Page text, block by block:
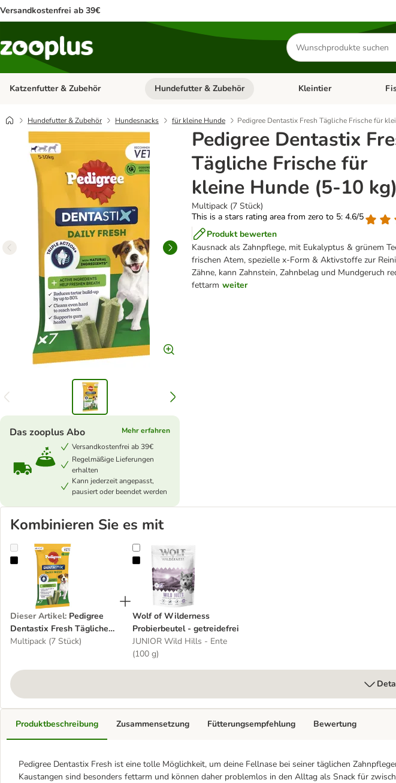
Versandkostenfrei ab 39€
Produkte
suchen
Katzenfutter & Zubehör Kategorie-Menü öffnen: Katzenfutter & Zubehör
Hundefutter & Zubehör Kategorie-Menü öffnen:
Kleintier
Hundefutter & Zubehör Hundesnacks für kleine Hunde Pedigree Dentastix Fresh Tägliche Frische für
Pedigree Dentastix
Tägliche Frische für
kleine Hunde (5-10 kg)
Multipack (7 Stück)
This is a stars rating area from zero to 5: 4.6/5
Produkt bewerten
Kausnack als Zahnpflege, mit Eukalyptus & grünem
frischen Atem, spezielle x-Form & Aktivstoffe zur
Zähne, kann Zahnstein, Zahnbelag und Mundgeruch
fettarm weiter
Das zooplus Abo
Mehr erfahren
Versandkostenfrei ab 39€
Regelmäßige Lieferungen
erhalten
Kann jederzeit angepasst,
pausiert oder beendet werden
Kombinieren Sie es mit
Pedigree Dentastix Fresh Tägliche Frische für kleine Hunde (5-10 kg)
Dieser Artikel: Pedigree
Dentastix Fresh Tägliche
Frische für kleine Hunde
Multipack (7 Stück)
Wolf of Wilderness Probierbeutel - getreidefrei
Wolf of Wilderness
Probierbeutel - getreidefrei
JUNIOR Wild Hills - Ente
(100 g)
Produktbeschreibung
Pedigree Dentastix Fresh ist eine tolle Möglichkeit, um deine Fellnase bei seiner täglichen
Kaustangen sind besonders fettarm und können daher problemlos in den Alltag als Snack für
Zusammensetzung Fütterungsempfehlung Bewertung